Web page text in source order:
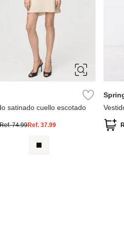
L
M
satinado cuello escotado
Ref.74.99Ref. 37.99